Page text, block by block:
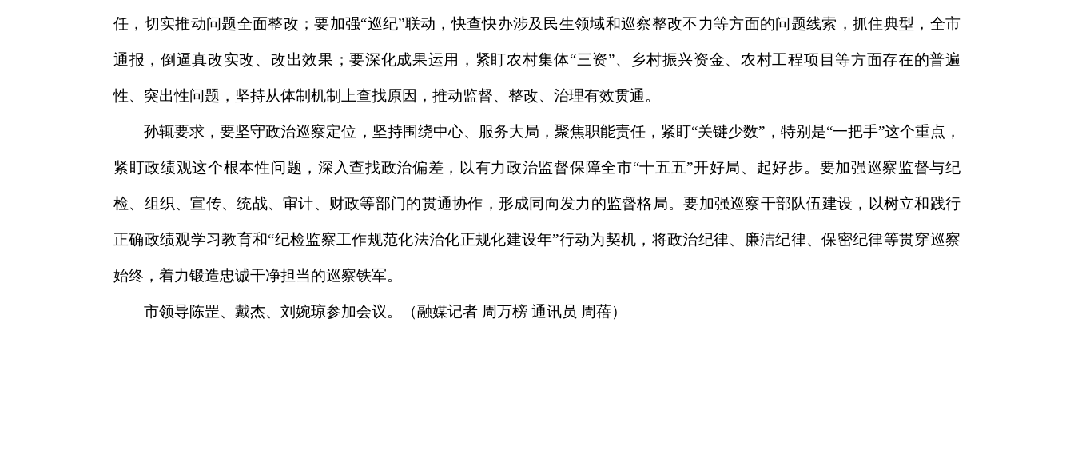
任，切实推动问题全面整改；要加强“巡纪”联动，快查快办涉及民生领域和巡察整改不力等方面的问题线索，抓住典型，全市
通报，倒逼真改实改、改出效果；要深化成果运用，紧盯农村集体“三资”、乡村振兴资金、农村工程项目等方面存在的普遍
性、突出性问题，坚持从体制机制上查找原因，推动监督、整改、治理有效贯通。
孙辄要求，要坚守政治巡察定位，坚持围绕中心、服务大局，聚焦职能责任，紧盯“关键少数”，特别是“一把手”这个重点，
紧盯政绩观这个根本性问题，深入查找政治偏差，以有力政治监督保障全市“十五五”开好局、起好步。要加强巡察监督与纪
检、组织、宣传、统战、审计、财政等部门的贯通协作，形成同向发力的监督格局。要加强巡察干部队伍建设，以树立和践行
正确政绩观学习教育和“纪检监察工作规范化法治化正规化建设年”行动为契机，将政治纪律、廉洁纪律、保密纪律等贯穿巡察
始终，着力锻造忠诚干净担当的巡察铁军。
市领导陈罡、戴杰、刘婉琼参加会议。（融媒记者 周万榜 通讯员 周蓓）